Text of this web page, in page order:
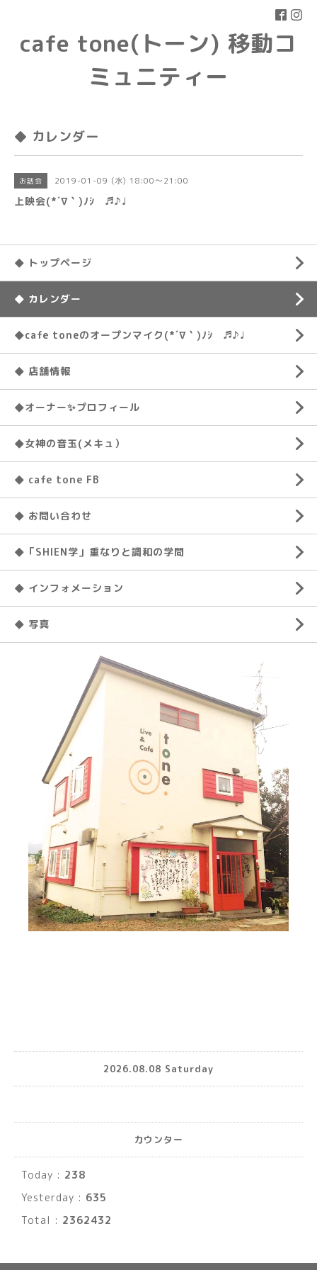
cafe tone(トーン) 移動コ
ミュニティー
◆ カレンダー
お話会 2019-01-09 (水) 18:00～21:00
上映会(*´∇｀)ﾉｼ ♬♪♩
◆ トップページ
◆ カレンダー
◆cafe toneのオープンマイク(*´∇｀)ﾉｼ ♬♪♩
◆ 店舗情報
◆オーナー✨プロフィール
◆女神の音玉(メキュ）
◆ cafe tone FB
◆ お問い合わせ
◆「SHIEN学」重なりと調和の学問
◆ インフォメーション
◆ 写真
2026.08.08 Saturday
カウンター
Today : 238
Yesterday : 635
Total : 2362432